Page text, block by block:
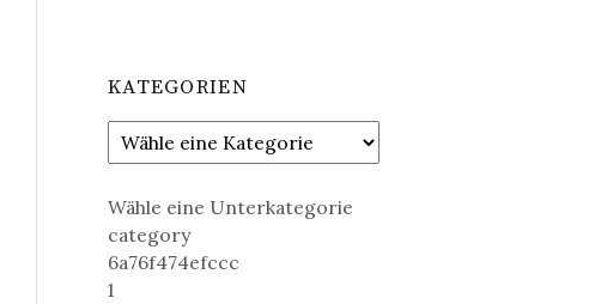
KATEGORIEN
Wähle eine Unterkategorie
category
6a76f474efccc
1